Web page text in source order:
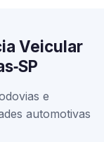
Veicular
e
automotivas